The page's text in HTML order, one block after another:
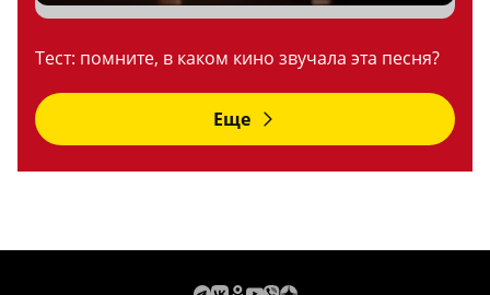
Тест: помните, в каком кино звучала эта песня?
Еще